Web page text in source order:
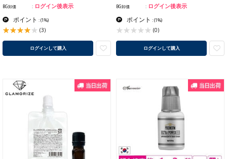
BG卸価 ログイン後表示
ポイント :(1%)
(3)
ログインして購入
BG卸価 ログイン後表示
ポイント :(1%)
(0)
ログインして購入